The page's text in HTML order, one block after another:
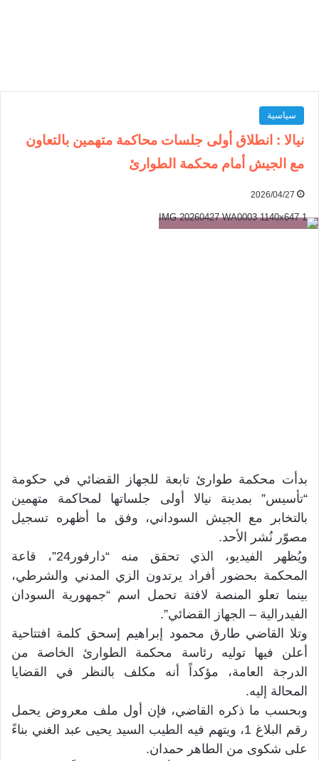
سياسية
نيالا : انطلاق أولى جلسات محاكمة متهمين بالتعاون
مع الجيش أمام محكمة الطوارئ
2026/04/27
بدأت محكمة طوارئ تابعة للجهاز القضائي في حكومة
“تأسيس” بمدينة نيالا أولى جلساتها لمحاكمة متهمين
بالتخابر مع الجيش السوداني، وفق ما أظهره تسجيل
مصوّر نُشر الأحد.
ويُظهر الفيديو، الذي تحقق منه “دارفور24”، قاعة
المحكمة بحضور أفراد يرتدون الزي المدني والشرطي،
بينما تعلو المنصة لافتة تحمل اسم “جمهورية السودان
الفيدرالية – الجهاز القضائي”.
وتلا القاضي طارق محمود إبراهيم إسحق كلمة افتتاحية
أعلن فيها توليه رئاسة محكمة الطوارئ الخاصة من
الدرجة العامة، مؤكداً أنه مكلف بالنظر في القضايا
المحالة إليه.
وبحسب ما ذكره القاضي، فإن أول ملف معروض يحمل
رقم البلاغ 1، ويتهم فيه الطيب السيد يحيى عبد الغني بناءً
على شكوى من الطاهر حمدان.